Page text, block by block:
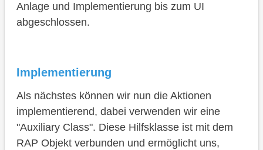
Anlage und Implementierung bis zum UI
abgeschlossen.
Implementierung
Als nächstes können wir nun die Aktionen
implementierend, dabei verwenden wir eine
"Auxiliary Class". Diese Hilfsklasse ist mit dem
RAP Objekt verbunden und ermöglicht uns,